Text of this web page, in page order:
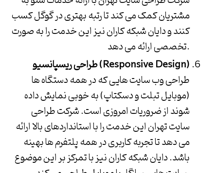
مشتریان کمک می کند تا رتبه بهتری در گوگل کسب
کنند ودایان شبکه کاراننیز این خدمت را به صورت
تخصصی ارائه می دهد.
طراحی ریسپانسیو (Responsive Design)
طراحی وب سایت هایی که در همه دستگاه ها
(موبایل تبلت و دسکتاپ) به خوبی نمایش داده
شوند از ضروریات امروزی است.شرکت طراحی
سایت تهراناین خدمت را با استانداردهای بالا ارائه
می دهد تا تجربه کاربری در همه پلتفرم ها بهینه
باشد.دایان شبکه کاراننیز با تمرکز بر این موضوع